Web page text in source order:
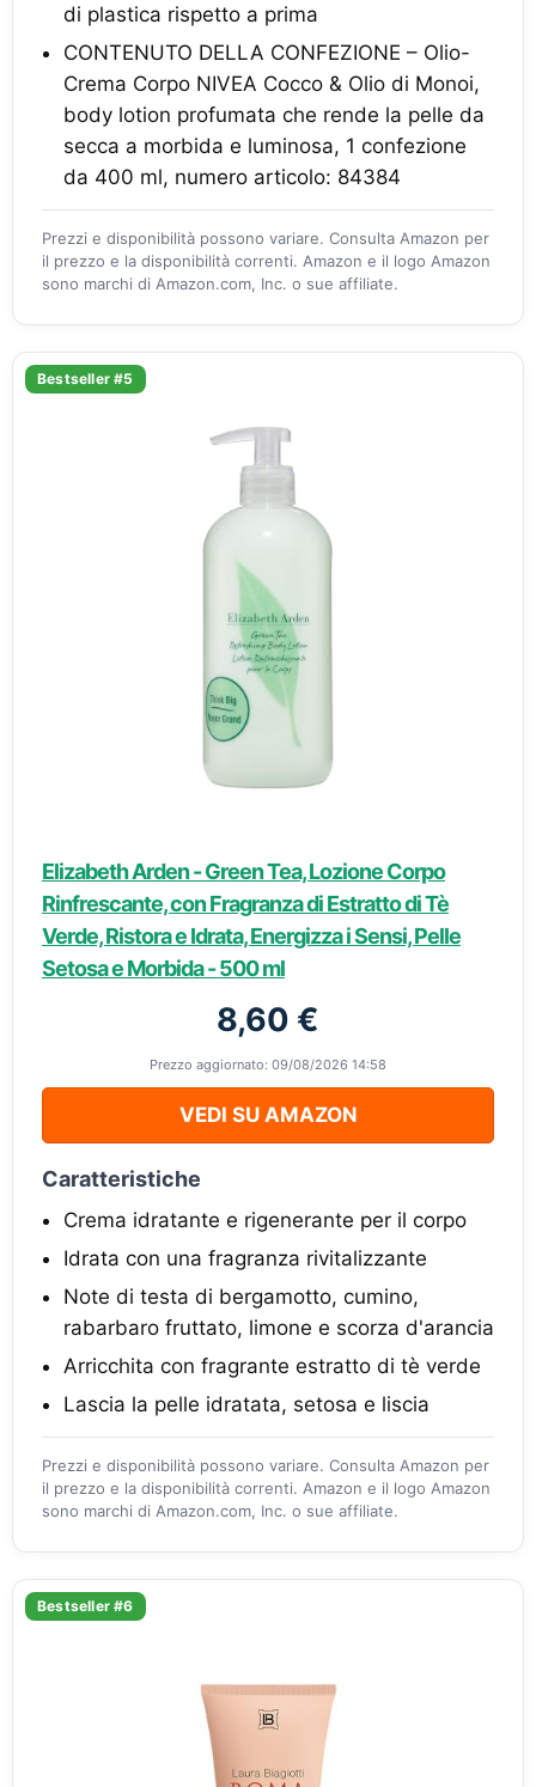
di plastica rispetto a prima
CONTENUTO DELLA CONFEZIONE – Olio-
Crema Corpo NIVEA Cocco & Olio di Monoi,
body lotion profumata che rende la pelle da
secca a morbida e luminosa, 1 confezione
da 400 ml, numero articolo: 84384
Prezzi e disponibilità possono variare. Consulta Amazon per
il prezzo e la disponibilità correnti. Amazon e il logo Amazon
sono marchi di Amazon.com, Inc. o sue affiliate.
Bestseller #5
Elizabeth Arden - Green Tea, Lozione Corpo
Rinfrescante, con Fragranza di Estratto di Tè
Verde, Ristora e Idrata, Energizza i Sensi, Pelle
Setosa e Morbida - 500 ml
8,60 €
Prezzo aggiornato: 09/08/2026 14:58
VEDI SU AMAZON
Caratteristiche
Crema idratante e rigenerante per il corpo
Idrata con una fragranza rivitalizzante
Note di testa di bergamotto, cumino,
rabarbaro fruttato, limone e scorza d'arancia
Arricchita con fragrante estratto di tè verde
Lascia la pelle idratata, setosa e liscia
Prezzi e disponibilità possono variare. Consulta Amazon per
il prezzo e la disponibilità correnti. Amazon e il logo Amazon
sono marchi di Amazon.com, Inc. o sue affiliate.
Bestseller #6